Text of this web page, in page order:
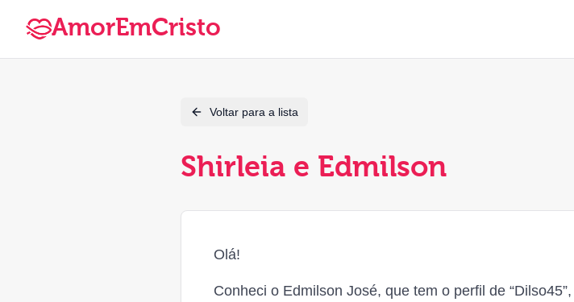
AmorEmCristo
Voltar para a lista
Shirleia e Edmilson
Olá!
Conheci o Edmilson José, que tem o perfil de